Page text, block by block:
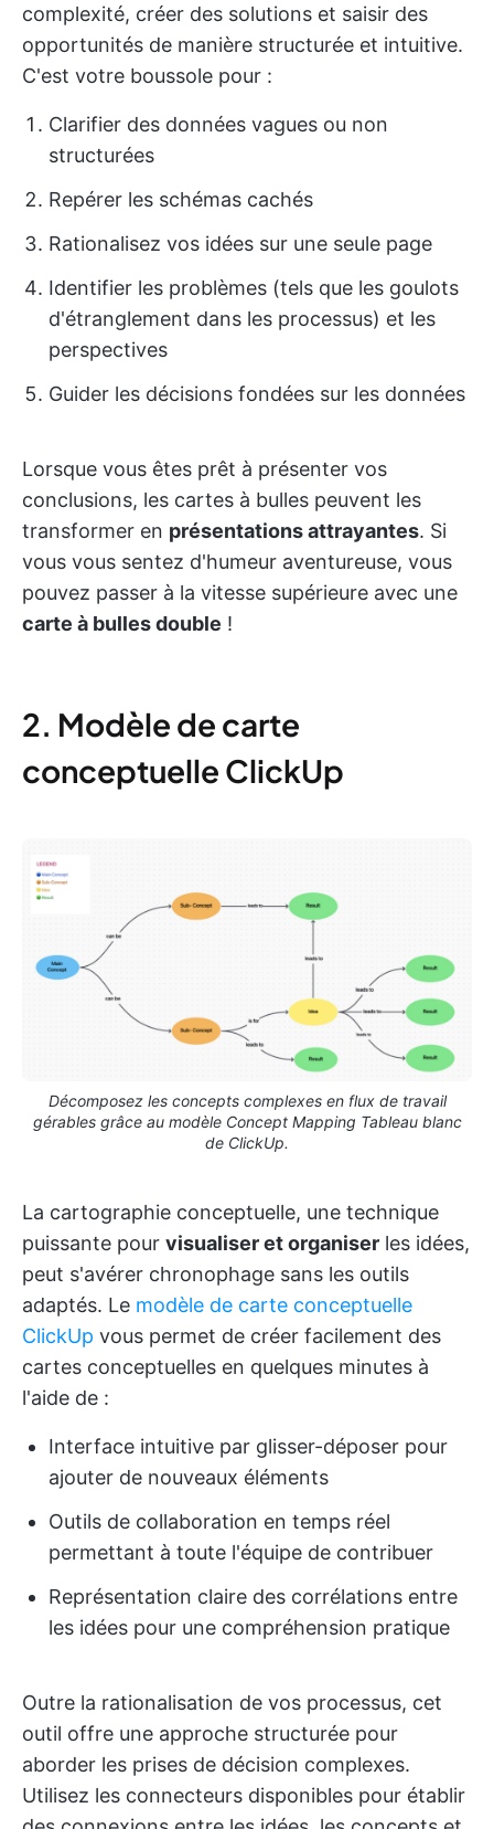
complexité, créer des solutions et saisir des
opportunités de manière structurée et intuitive.
C'est votre boussole pour :
Clarifier des données vagues ou non
structurées
Repérer les schémas cachés
Rationalisez vos idées sur une seule page
Identifier les problèmes (tels que les goulots
d'étranglement dans les processus) et les
perspectives
Guider les décisions fondées sur les données
Lorsque vous êtes prêt à présenter vos
conclusions, les cartes à bulles peuvent les
transformer en présentations attrayantes. Si
vous vous sentez d'humeur aventureuse, vous
pouvez passer à la vitesse supérieure avec une
carte à bulles double !
2. Modèle de carte
conceptuelle ClickUp
Décomposez les concepts complexes en flux de travail
gérables grâce au modèle Concept Mapping Tableau blanc
de ClickUp.
La cartographie conceptuelle, une technique
puissante pour visualiser et organiser les idées,
peut s'avérer chronophage sans les outils
adaptés. Le modèle de carte conceptuelle
ClickUp vous permet de créer facilement des
cartes conceptuelles en quelques minutes à
l'aide de :
Interface intuitive par glisser-déposer pour
ajouter de nouveaux éléments
Outils de collaboration en temps réel
permettant à toute l'équipe de contribuer
Représentation claire des corrélations entre
les idées pour une compréhension pratique
Outre la rationalisation de vos processus, cet
outil offre une approche structurée pour
aborder les prises de décision complexes.
Utilisez les connecteurs disponibles pour établir